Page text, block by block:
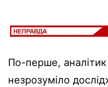
По-перше,
незрозуміло